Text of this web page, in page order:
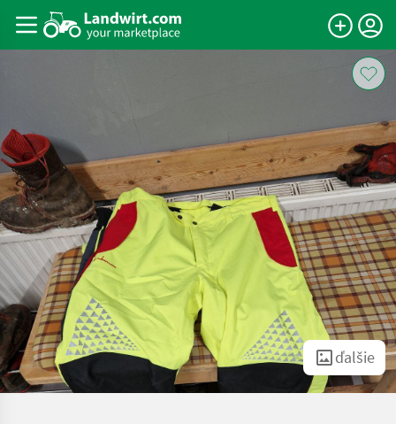
ďalšie